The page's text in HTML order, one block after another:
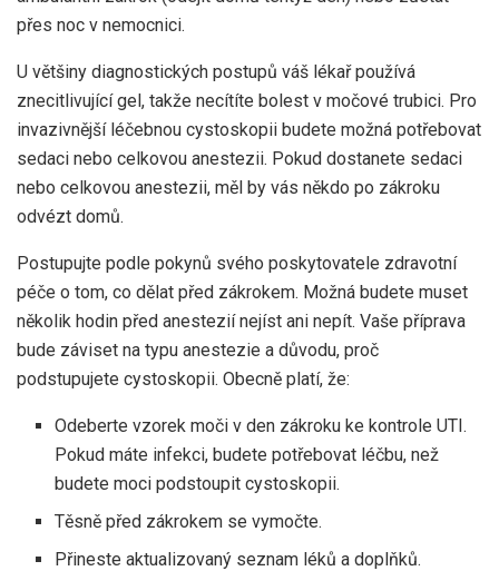
přes noc v nemocnici.
U většiny diagnostických postupů váš lékař používá
znecitlivující gel, takže necítíte bolest v močové trubici. Pro
invazivnější léčebnou cystoskopii budete možná potřebovat
sedaci nebo celkovou anestezii. Pokud dostanete sedaci
nebo celkovou anestezii, měl by vás někdo po zákroku
odvézt domů.
Postupujte podle pokynů svého poskytovatele zdravotní
péče o tom, co dělat před zákrokem. Možná budete muset
několik hodin před anestezií nejíst ani nepít. Vaše příprava
bude záviset na typu anestezie a důvodu, proč
podstupujete cystoskopii. Obecně platí, že:
Odeberte vzorek moči v den zákroku ke kontrole UTI.
Pokud máte infekci, budete potřebovat léčbu, než
budete moci podstoupit cystoskopii.
Těsně před zákrokem se vymočte.
Přineste aktualizovaný seznam léků a doplňků.